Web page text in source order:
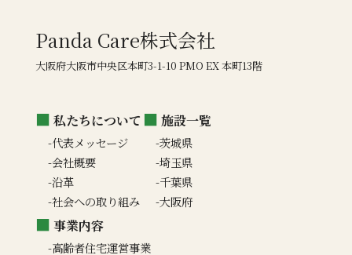
Panda Care株式会社
大阪府大阪市中央区本町3-1-10 PMO EX 本町13階
私たちについて
代表メッセージ
会社概要
沿革
社会への取り組み
施設一覧
茨城県
埼玉県
千葉県
大阪府
事業内容
高齢者住宅運営事業